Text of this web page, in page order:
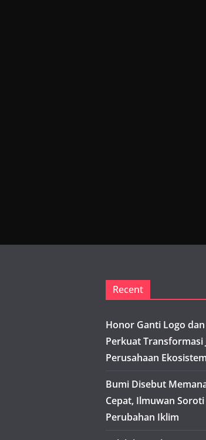
Recent
Honor Ganti Logo
Perkuat Transformasi
Perusahaan
Bumi Disebut
Cepat, Ilmuwan
Perubahan Iklim